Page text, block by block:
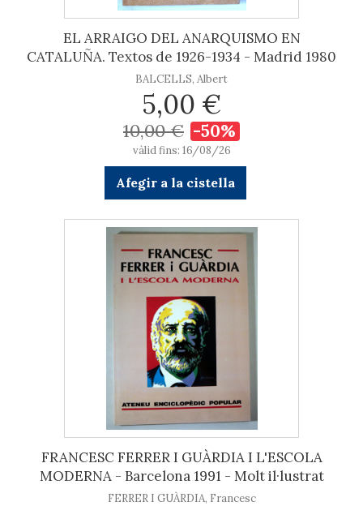
EL ARRAIGO DEL ANARQUISMO EN
CATALUÑA. Textos de 1926-1934 - Madrid 1980
BALCELLS, Albert
5,00 €
10,00 € -50%
vàlid fins: 16/08/26
Afegir a la cistella
FRANCESC FERRER I GUÀRDIA I L'ESCOLA
MODERNA - Barcelona 1991 - Molt il·lustrat
FERRER I GUÀRDIA, Francesc